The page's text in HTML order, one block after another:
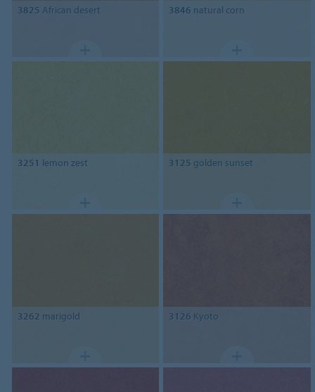
3825 African desert 3846 natural corn
3251 lemon zest 3125 golden sunset
3262 marigold 3126 Kyoto